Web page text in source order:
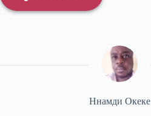
Ннамди Океке